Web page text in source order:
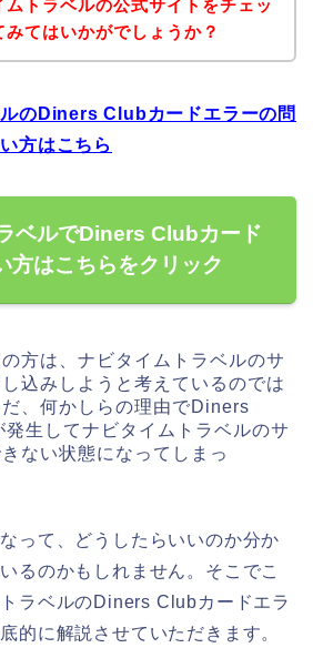
ムトラベルの公式サイトをチェッ
みてはいかがでしょうか？
のDiners Clubカードエラーの問
方はこちら
ベルでDiners Clubカード
方はこちらをクリック
方は、ナビタイムトラベルのサ
込みしようと考えているのでは
、何かしらの理由でDiners
生してナビタイムトラベルのサ
ない状態になってしまっ
って、どうしたらいいのか分か
るのかもしれません。そこでこ
ラベルのDiners Clubカードエラ
的に解説させていただきます。